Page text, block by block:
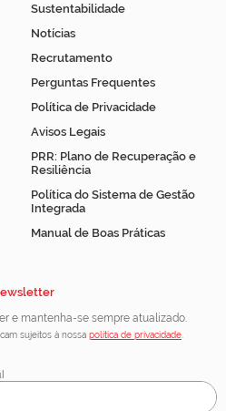
Sustentabilidade
Notícias
Recrutamento
Perguntas Frequentes
Política de Privacidade
Avisos Legais
PRR: Plano de Recuperação e
Resiliência
Política do Sistema de Gestão
Integrada
Manual de Boas Práticas
e mantenha-se sempre atualizado.
sujeitos à nossa política de privacidade